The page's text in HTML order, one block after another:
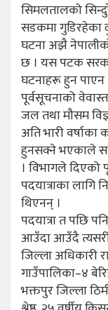
सिमलतालको
सडकमा गुडिरहेका
घटना अझै
छ । यस पटक
घटनाहरू हुन पाएन
पूर्वसूचनाको
जल तथा मौसम
अति भारी
हुनसक्ने भएकाले
। विभागले दिएको
पदयात्राका लागि
थिएनन् ।
पदयात्रा त पछि
आउँदा आउँदै
जिल्ला अधिकारी
गाउँपालिका–४
भक्तपुर जिल्ला